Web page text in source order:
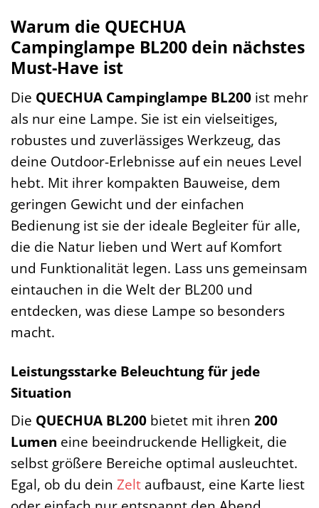
Warum die QUECHUA
Campinglampe BL200 dein nächstes
Must-Have ist
Die QUECHUA Campinglampe BL200 ist mehr
als nur eine Lampe. Sie ist ein vielseitiges,
robustes und zuverlässiges Werkzeug, das
deine Outdoor-Erlebnisse auf ein neues Level
hebt. Mit ihrer kompakten Bauweise, dem
geringen Gewicht und der einfachen
Bedienung ist sie der ideale Begleiter für alle,
die die Natur lieben und Wert auf Komfort
und Funktionalität legen. Lass uns gemeinsam
eintauchen in die Welt der BL200 und
entdecken, was diese Lampe so besonders
macht.
Leistungsstarke Beleuchtung für jede
Situation
Die QUECHUA BL200 bietet mit ihren 200
Lumen eine beeindruckende Helligkeit, die
selbst größere Bereiche optimal ausleuchtet.
Egal, ob du dein Zelt aufbaust, eine Karte liest